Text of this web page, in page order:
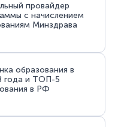
провайдер
с начислением
Минздрава
образования в
года и ТОП-5
в РФ